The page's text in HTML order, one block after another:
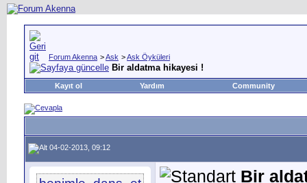
Forum Akenna >Ask >Ask Öyküleri
Bir aldatma hikayesi !
Kayıt ol Yardım Community
04-02-2013, 09:12
Bir